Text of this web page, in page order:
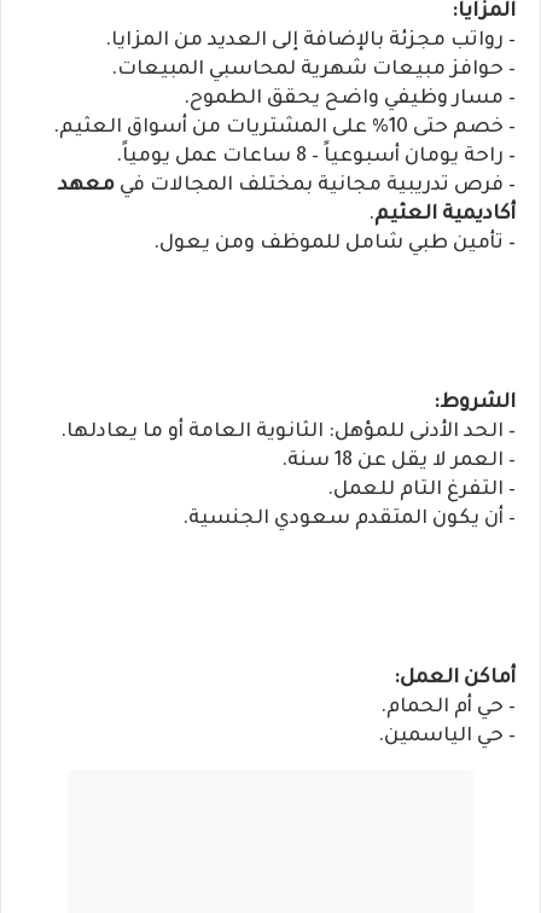
المزايا:
– رواتب مجزئة بالإضافة إلى العديد من المزايا.
– حوافز مبيعات شهرية لمحاسبي المبيعات.
– مسار وظيفي واضح يحقق الطموح.
– خصم حتى 10% على المشتريات من أسواق العثيم.
– راحة يومان أسبوعياً – 8 ساعات عمل يومياً.
– فرص تدريبية مجانية بمختلف المجالات في معهد
أكاديمية العثيم.
– تأمين طبي شامل للموظف ومن يعول.
الشروط:
– الحد الأدنى للمؤهل: الثانوية العامة أو ما يعادلها.
– العمر لا يقل عن 18 سنة.
– التفرغ التام للعمل.
– أن يكون المتقدم سعودي الجنسية.
أماكن العمل:
– حي أم الحمام.
– حي الياسمين.